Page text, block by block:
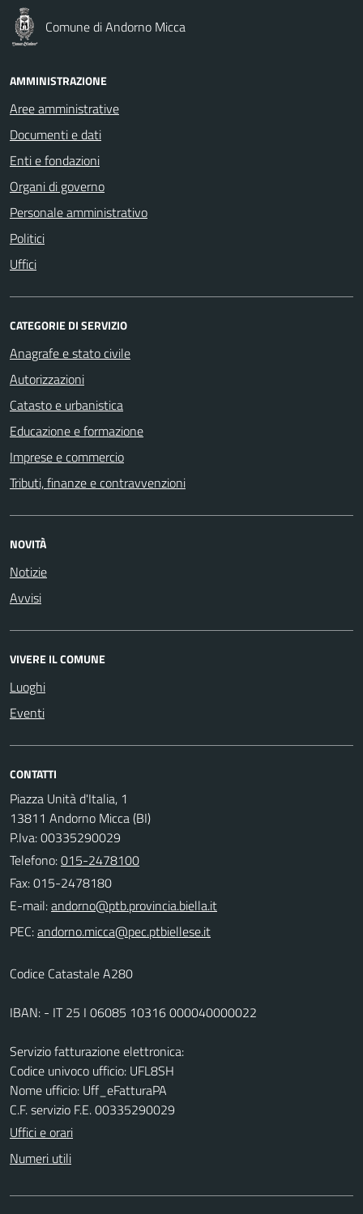
Comune di Andorno Micca
AMMINISTRAZIONE
Aree amministrative
Documenti e dati
Enti e fondazioni
Organi di governo
Personale amministrativo
Politici
Uffici
CATEGORIE DI SERVIZIO
Anagrafe e stato civile
Autorizzazioni
Catasto e urbanistica
Educazione e formazione
Imprese e commercio
Tributi, finanze e contravvenzioni
NOVITÀ
Notizie
Avvisi
VIVERE IL COMUNE
Luoghi
Eventi
CONTATTI
Piazza Unità d'Italia, 1
13811 Andorno Micca (BI)
P.Iva: 00335290029
Telefono:015-2478100
Fax: 015-2478180
E-mail:
PEC:
Codice Catastale A280
IBAN: - IT 25 I 06085 10316 000040000022
Servizio fatturazione elettronica:
Codice univoco ufficio: UFL8SH
Nome ufficio: Uff_eFatturaPA
C.F. servizio F.E. 00335290029
Uffici e orari
Numeri utili